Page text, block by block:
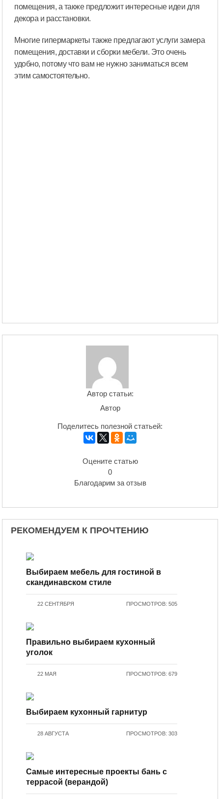
помещения, а также предложит интересные идеи для
декора и расстановки.
Многие гипермаркеты также предлагают услуги замера
помещения, доставки и сборки мебели. Это очень
удобно, потому что вам не нужно заниматься всем
этим самостоятельно.
Автор статьи:
Автор
Поделитесь полезной статьей:
Оцените статью
0
Благодарим за отзыв
РЕКОМЕНДУЕМ К ПРОЧТЕНИЮ
Выбираем мебель для гостиной в
скандинавском стиле
22 СЕНТЯБРЯ ПРОСМОТРОВ: 505
Правильно выбираем кухонный
уголок
22 МАЯ ПРОСМОТРОВ: 679
Выбираем кухонный гарнитур
28 АВГУСТА ПРОСМОТРОВ: 303
Самые интересные проекты бань с
террасой (верандой)